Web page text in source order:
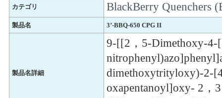
カテゴリ BlackBerry Quenchers
製品名 3’-BBQ-650 CPG II
製品名詳細
9-[[2，5-Dimethoxy-4-
dimethoxytrityloxy)-2-
oxapentanoyl]oxy- 2，